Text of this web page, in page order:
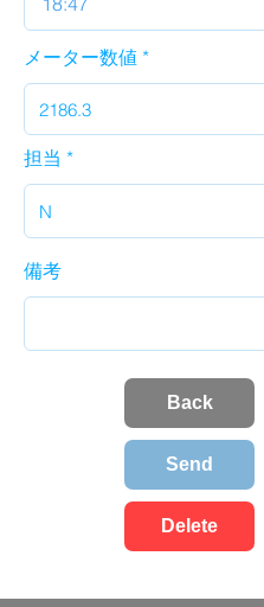
メーター数値
担当
備考
Back
Send
Delete